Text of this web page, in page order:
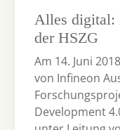
Alles digital:
der HSZG
Am 14. Juni
von Infineon
Development